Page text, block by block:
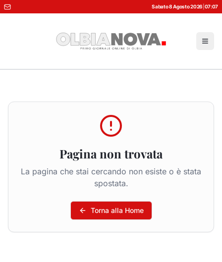
Sabato 8 Agosto 2026 07:07
Pagina non trovata
La pagina che stai cercando non esiste o è stata
spostata.
Torna alla Home